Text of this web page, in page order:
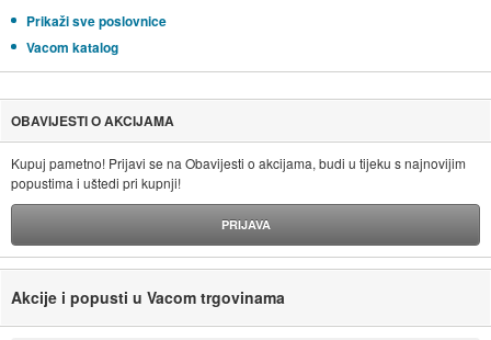
Prikaži sve poslovnice
Vacom katalog
OBAVIJESTI O AKCIJAMA
Kupuj pametno! Prijavi se na Obavijesti o akcijama, budi u tijeku s najnovijim
popustima i uštedi pri kupnji!
PRIJAVA
Akcije i popusti u Vacom trgovinama